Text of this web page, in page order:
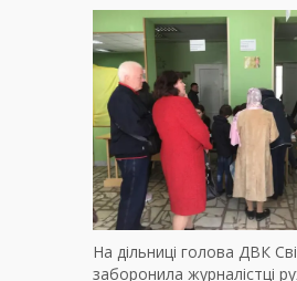
На дільниці голова ДВК
заборонила журналістці